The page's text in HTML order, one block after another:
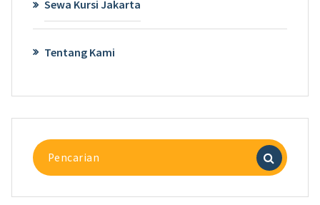
Sewa Kursi Jakarta
Tentang Kami
Pencarian
untuk: